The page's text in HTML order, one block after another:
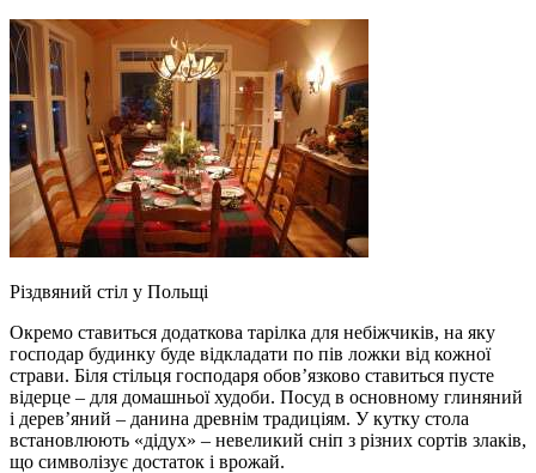
Різдвяний стіл у Польщі
Окремо ставиться додаткова тарілка для небіжчиків, на яку
господар будинку буде відкладати по пів ложки від кожної
страви. Біля стільця господаря обов’язково ставиться пусте
відерце – для домашньої худоби. Посуд в основному глиняний
і дерев’яний – данина древнім традиціям. У кутку стола
встановлюють «дідух» – невеликий сніп з різних сортів злаків,
що символізує достаток і врожай.